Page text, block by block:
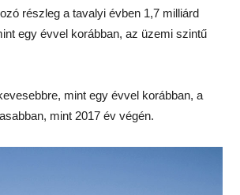
részleg a tavalyi évben 1,7 milliárd
egy évvel korábban, az üzemi szintű
mint egy évvel korábban, a
mint 2017 év végén.